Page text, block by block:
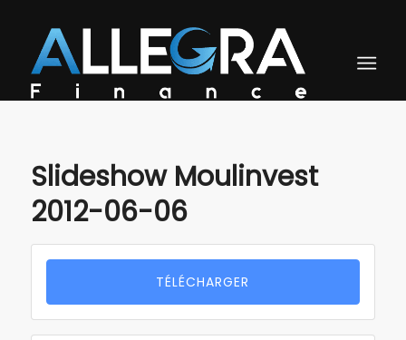
Slideshow Moulinvest
2012-06-06
TÉLÉCHARGER